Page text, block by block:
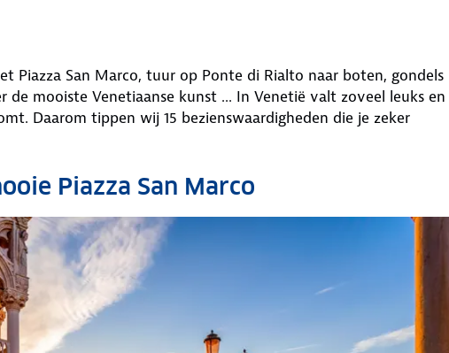
Piazza San Marco, tuur op Ponte di Rialto naar boten, gondels
mooiste Venetiaanse kunst ... In Venetië valt zoveel leuks en
Daarom tippen wij 15 bezienswaardigheden die je zeker
Piazza San Marco